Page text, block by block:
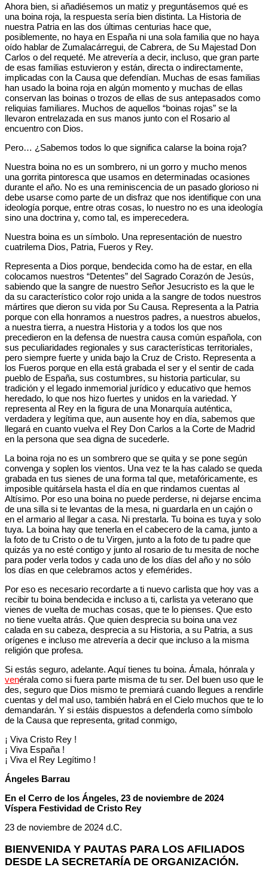
Ahora bien, si añadiésemos un matiz y preguntásemos qué es
una boina roja, la respuesta sería bien distinta. La Historia de
nuestra Patria en las dos últimas centurias hace que,
posiblemente, no haya en España ni una sola familia que no haya
oído hablar de Zumalacárregui, de Cabrera, de Su Majestad Don
Carlos o del requeté. Me atrevería a decir, incluso, que gran parte
de esas familias estuvieron y están, directa o indirectamente,
implicadas con la Causa que defendían. Muchas de esas familias
han usado la boina roja en algún momento y muchas de ellas
conservan las boinas o trozos de ellas de sus antepasados como
reliquias familiares. Muchos de aquellos “boinas rojas” se la
llevaron entrelazada en sus manos junto con el Rosario al
encuentro con Dios.
Pero… ¿Sabemos todos lo que significa calarse la boina roja?
Nuestra boina no es un sombrero, ni un gorro y mucho menos
una gorrita pintoresca que usamos en determinadas ocasiones
durante el año. No es una reminiscencia de un pasado glorioso ni
debe usarse como parte de un disfraz que nos identifique con una
ideología porque, entre otras cosas, lo nuestro no es una ideología
sino una doctrina y, como tal, es imperecedera.
Nuestra boina es un símbolo. Una representación de nuestro
cuatrilema Dios, Patria, Fueros y Rey.
Representa a Dios porque, bendecida como ha de estar, en ella
colocamos nuestros “Detentes” del Sagrado Corazón de Jesús,
sabiendo que la sangre de nuestro Señor Jesucristo es la que le
da su característico color rojo unida a la sangre de todos nuestros
mártires que dieron su vida por Su Causa. Representa a la Patria
porque con ella honramos a nuestros padres, a nuestros abuelos,
a nuestra tierra, a nuestra Historia y a todos los que nos
precedieron en la defensa de nuestra causa común española, con
sus peculiaridades regionales y sus características territoriales,
pero siempre fuerte y unida bajo la Cruz de Cristo. Representa a
los Fueros porque en ella está grabada el ser y el sentir de cada
pueblo de España, sus costumbres, su historia particular, su
tradición y el legado inmemorial jurídico y educativo que hemos
heredado, lo que nos hizo fuertes y unidos en la variedad. Y
representa al Rey en la figura de una Monarquía auténtica,
verdadera y legítima que, aun ausente hoy en día, sabemos que
llegará en cuanto vuelva el Rey Don Carlos a la Corte de Madrid
en la persona que sea digna de sucederle.
La boina roja no es un sombrero que se quita y se pone según
convenga y soplen los vientos. Una vez te la has calado se queda
grabada en tus sienes de una forma tal que, metafóricamente, es
imposible quitársela hasta el día en que rindamos cuentas al
Altísimo. Por eso una boina no puede perderse, ni dejarse encima
de una silla si te levantas de la mesa, ni guardarla en un cajón o
en el armario al llegar a casa. Ni prestarla. Tu boina es tuya y solo
tuya. La boina hay que tenerla en el cabecero de la cama, junto a
la foto de tu Cristo o de tu Virgen, junto a la foto de tu padre que
quizás ya no esté contigo y junto al rosario de tu mesita de noche
para poder verla todos y cada uno de los días del año y no sólo
los días en que celebramos actos y efemérides.
Por eso es necesario recordarte a ti nuevo carlista que hoy vas a
recibir tu boina bendecida e incluso a ti, carlista ya veterano que
vienes de vuelta de muchas cosas, que te lo pienses. Que esto
no tiene vuelta atrás. Que quien desprecia su boina una vez
calada en su cabeza, desprecia a su Historia, a su Patria, a sus
orígenes e incluso me atrevería a decir que incluso a la misma
religión que profesa.
Si estás seguro, adelante. Aquí tienes tu boina. Ámala, hónrala y
venérala como si fuera parte misma de tu ser. Del buen uso que le
des, seguro que Dios mismo te premiará cuando llegues a rendirle
cuentas y del mal uso, también habrá en el Cielo muchos que te lo
demandarán. Y si estáis dispuestos a defenderla como símbolo
de la Causa que representa, gritad conmigo,
¡ Viva Cristo Rey !
¡ Viva España !
¡ Viva el Rey Legítimo !
Ángeles Barrau
En el Cerro de los Ángeles, 23 de noviembre de 2024
Víspera Festividad de Cristo Rey
23 de noviembre de 2024 d.C.
BIENVENIDA Y PAUTAS PARA LOS AFILIADOS
DESDE LA SECRETARÍA DE ORGANIZACIÓN.